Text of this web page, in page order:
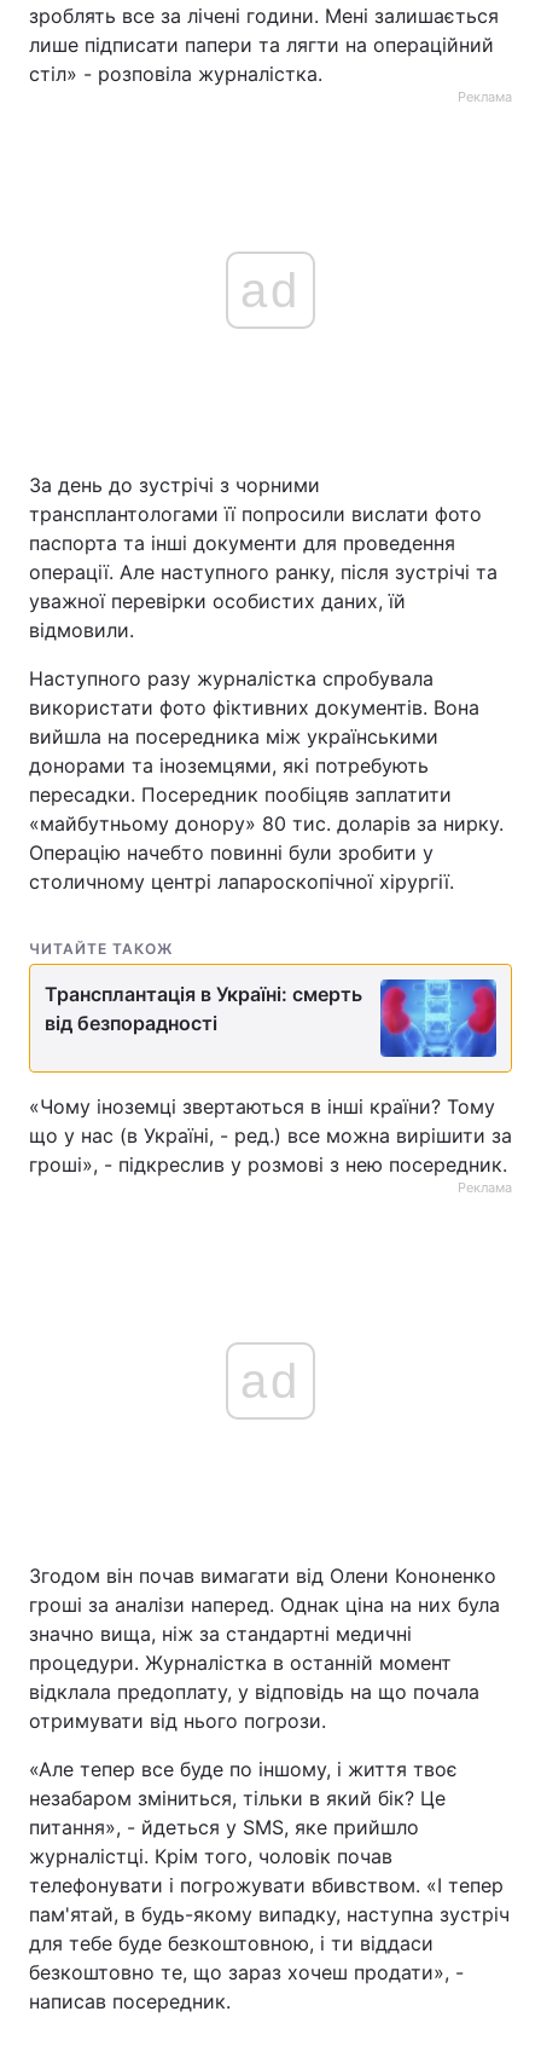
зроблять все за лічені години. Мені залишається
лише підписати папери та лягти на операційний
стіл» - розповіла журналістка.
Реклама
ad
За день до зустрічі з чорними
трансплантологами її попросили вислати фото
паспорта та інші документи для проведення
операції. Але наступного ранку, після зустрічі та
уважної перевірки особистих даних, їй
відмовили.
Наступного разу журналістка спробувала
використати фото фіктивних документів. Вона
вийшла на посередника між українськими
донорами та іноземцями, які потребують
пересадки. Посередник пообіцяв заплатити
«майбутньому донору» 80 тис. доларів за нирку.
Операцію начебто повинні були зробити у
столичному центрі лапароскопічної хірургії.
ЧИТАЙТЕ ТАКОЖ
Трансплантація в Україні: смерть
від безпорадності
«Чому іноземці звертаються в інші країни? Тому
що у нас (в Україні, - ред.) все можна вирішити за
гроші», - підкреслив у розмові з нею посередник.
Реклама
ad
Згодом він почав вимагати від Олени Кононенко
гроші за аналізи наперед. Однак ціна на них була
значно вища, ніж за стандартні медичні
процедури. Журналістка в останній момент
відклала предоплату, у відповідь на що почала
отримувати від нього погрози.
«Але тепер все буде по іншому, і життя твоє
незабаром зміниться, тільки в який бік? Це
питання», - йдеться у SMS, яке прийшло
журналістці. Крім того, чоловік почав
телефонувати і погрожувати вбивством. «І тепер
пам'ятай, в будь-якому випадку, наступна зустріч
для тебе буде безкоштовною, і ти віддаси
безкоштовно те, що зараз хочеш продати», -
написав посередник.